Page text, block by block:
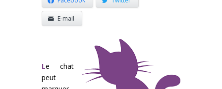
E-mail
Le chat
peut